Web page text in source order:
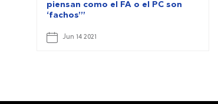
piensan como el FA o el PC son
‘fachos’”
Jun 14 2021